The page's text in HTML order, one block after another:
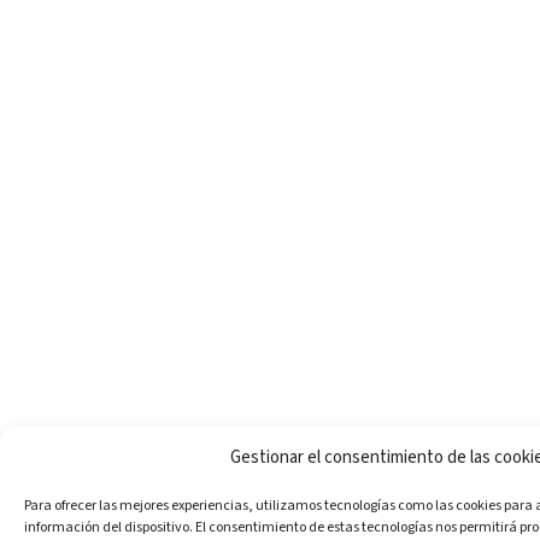
Gestionar el consentimiento de las
Para ofrecer las mejores experiencias, utilizamos tecnologías como las cookies
información del dispositivo. El consentimiento de estas tecnologías nos permitirá